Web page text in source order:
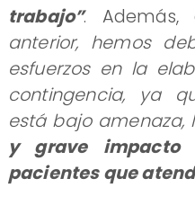
trabajo”. Además,
anterior, hemos
esfuerzos en la
contingencia, ya
está bajo amenaza,
y grave impacto
pacientes que